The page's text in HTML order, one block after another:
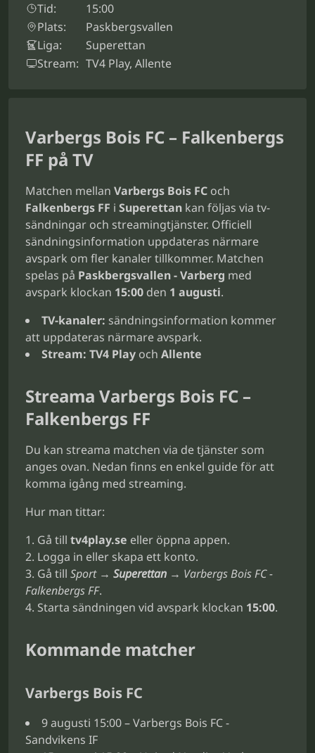
Tid:
15:00
Plats:
Paskbergsvallen
Liga:
Superettan
Stream: TV4 Play, Allente
Varbergs Bois FC – Falkenbergs
FF på TV
Matchen mellan Varbergs Bois FC och
Falkenbergs FF i Superettan kan följas via tv-
sändningar och streamingtjänster. Officiell
sändningsinformation uppdateras närmare
avspark om fler kanaler tillkommer. Matchen
spelas på Paskbergsvallen - Varberg med
avspark klockan 15:00 den 1 augusti.
TV-kanaler: sändningsinformation kommer
att uppdateras närmare avspark.
Stream: TV4 Play och Allente
Streama Varbergs Bois FC –
Falkenbergs FF
Du kan streama matchen via de tjänster som
anges ovan. Nedan finns en enkel guide för att
komma igång med streaming.
Hur man tittar:
Gå till tv4play.se eller öppna appen.
Logga in eller skapa ett konto.
Gå till Sport → Superettan → Varbergs Bois FC -
Falkenbergs FF.
Starta sändningen vid avspark klockan 15:00.
Kommande matcher
Varbergs Bois FC
9 augusti 15:00 – Varbergs Bois FC -
Sandvikens IF